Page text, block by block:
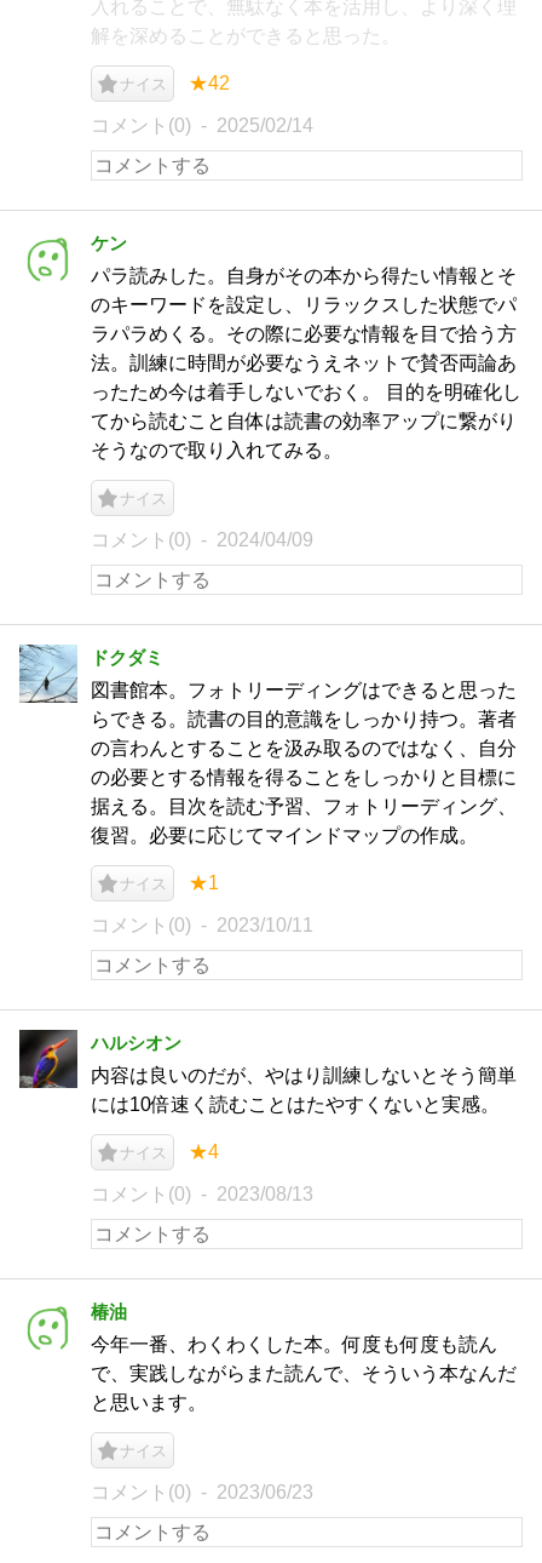
入れることで、無駄なく本を活用し、より深く理
解を深めることができると思った。
ナイス ★42
コメント(0) 2025/02/14
ケン
パラ読みした。自身がその本から得たい情報とそ
のキーワードを設定し、リラックスした状態でパ
ラパラめくる。その際に必要な情報を目で拾う方
法。訓練に時間が必要なうえネットで賛否両論あ
ったため今は着手しないでおく。 目的を明確化し
てから読むこと自体は読書の効率アップに繋がり
そうなので取り入れてみる。
ナイス
コメント(0) 2024/04/09
ドクダミ
図書館本。フォトリーディングはできると思った
らできる。読書の目的意識をしっかり持つ。著者
の言わんとすることを汲み取るのではなく、自分
の必要とする情報を得ることをしっかりと目標に
据える。目次を読む予習、フォトリーディング、
復習。必要に応じてマインドマップの作成。
ナイス ★1
コメント(0) 2023/10/11
ハルシオン
内容は良いのだが、やはり訓練しないとそう簡単
には10倍速く読むことはたやすくないと実感。
ナイス ★4
コメント(0) 2023/08/13
椿油
今年一番、わくわくした本。何度も何度も読ん
で、実践しながらまた読んで、そういう本なんだ
と思います。
ナイス
コメント(0) 2023/06/23